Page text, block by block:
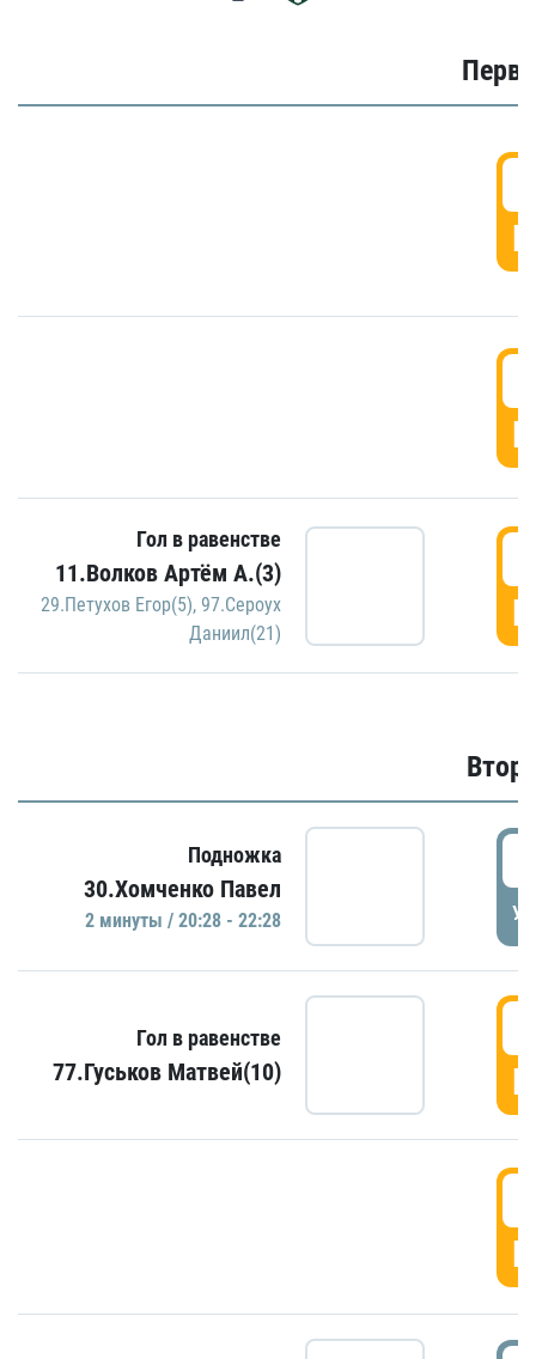
Гол в равенстве
11.Волков Артём А.(3)
29.Петухов Егор(5), 97.Сероух
Даниил(21)
Подножка
30.Хомченко Павел
2 минуты / 20:28 - 22:28
Гол в равенстве
77.Гуськов Матвей(10)